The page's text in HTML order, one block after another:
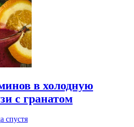
в холодную
с гранатом
спустя